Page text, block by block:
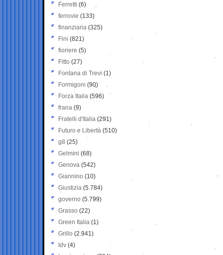
Ferretti (6)
ferrovie (133)
finanziaria (325)
Fini (821)
fioriere (5)
Fitto (27)
Fontana di Trevi (1)
Formigoni (90)
Forza Italia (596)
frana (9)
Fratelli d'Italia (291)
Futuro e Libertà (510)
g8 (25)
Gelmini (68)
Genova (542)
Giannino (10)
Giustizia (5.784)
governo (5.799)
Grasso (22)
Green Italia (1)
Grillo (2.941)
Idv (4)